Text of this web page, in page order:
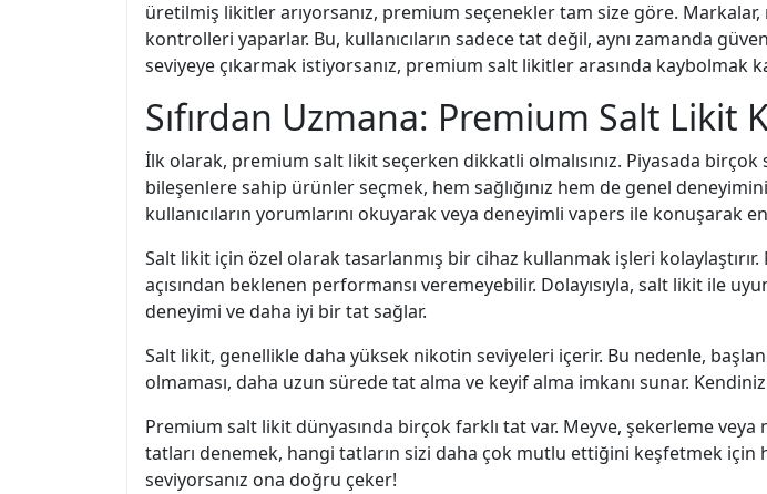
üretilmiş likitler arıyorsanız, premium seçenekler tam size göre.
kontrolleri yaparlar. Bu, kullanıcıların sadece tat değil, aynı zamanda
seviyeye çıkarmak istiyorsanız, premium salt likitler arasında kaybolmak
Sıfırdan Uzmana: Premium Salt Likit
İlk olarak, premium salt likit seçerken dikkatli olmalısınız. Piyasada
bileşenlere sahip ürünler seçmek, hem sağlığınız hem de genel
kullanıcıların yorumlarını okuyarak veya deneyimli vapers ile konuşarak
Salt likit için özel olarak tasarlanmış bir cihaz kullanmak işleri
açısından beklenen performansı veremeyebilir. Dolayısıyla, salt likit ile
deneyimi ve daha iyi bir tat sağlar.
Salt likit, genellikle daha yüksek nikotin seviyeleri içerir. Bu nedenle,
olmaması, daha uzun sürede tat alma ve keyif alma imkanı sunar.
Premium salt likit dünyasında birçok farklı tat var. Meyve, şekerleme
tatları denemek, hangi tatların sizi daha çok mutlu ettiğini keşfetmek için
seviyorsanız ona doğru çeker!